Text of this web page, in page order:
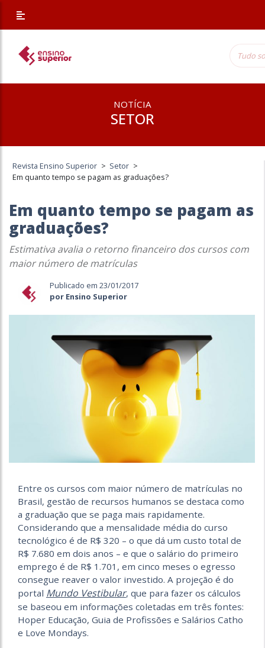
NOTÍCIA
SETOR
Revista Ensino Superior > Setor >
Em quanto tempo se pagam as graduações?
Em quanto tempo se pagam as
graduações?
Estimativa avalia o retorno financeiro dos cursos com
maior número de matrículas
Publicado em 23/01/2017
por Ensino Superior
Entre os cursos com maior número de matrículas no
Brasil, gestão de recursos humanos se destaca como
a graduação que se paga mais rapidamente.
Considerando que a mensalidade média do curso
tecnológico é de R$ 320 – o que dá um custo total de
R$ 7.680 em dois anos – e que o salário do primeiro
emprego é de R$ 1.701, em cinco meses o egresso
consegue reaver o valor investido. A projeção é do
portal Mundo Vestibular, que para fazer os cálculos
se baseou em informações coletadas em três fontes:
Hoper Educação, Guia de Profissões e Salários Catho
e Love Mondays.